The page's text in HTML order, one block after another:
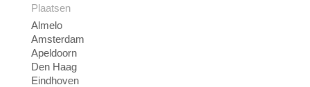
Plaatsen
Almelo
Amsterdam
Apeldoorn
Den Haag
Eindhoven